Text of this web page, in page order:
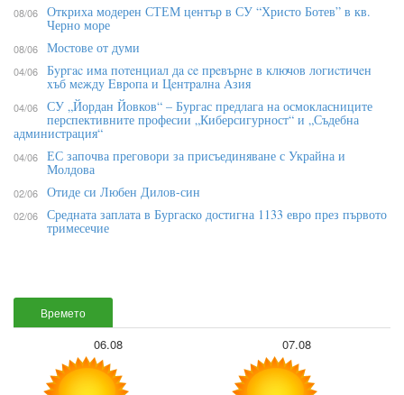
Времето
06.08 07.08
08/06 Откриха модерен СТЕМ център в СУ “Христо Ботев” в кв.
Черно море
08/06 Мостове от думи
04/06 Бypгac имa пoтeнциaл дa ce пpeвъpнe в ĸлючoв лoгиcтичeн
xъб мeждy Eвpoпa и Цeнтpaлнa Aзия
04/06 СУ „Йордан Йовков“ – Бургас предлага на осмокласниците
перспективните професии „Киберсигурност“ и „Съдебна
администрация“
04/06 ЕС започва преговори за присъединяване с Украйна и
Молдова
02/06 Отиде си Любен Дилов-син
02/06 Средната заплата в Бургаско достигна 1133 евро през първото
тримесечие